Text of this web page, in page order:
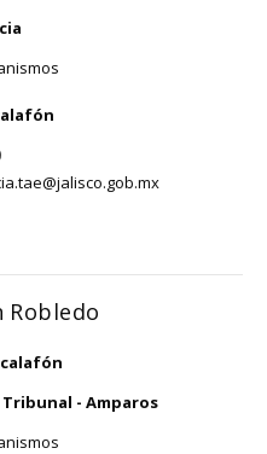
MARTIN ACOSTA
Robledo
- Amparos